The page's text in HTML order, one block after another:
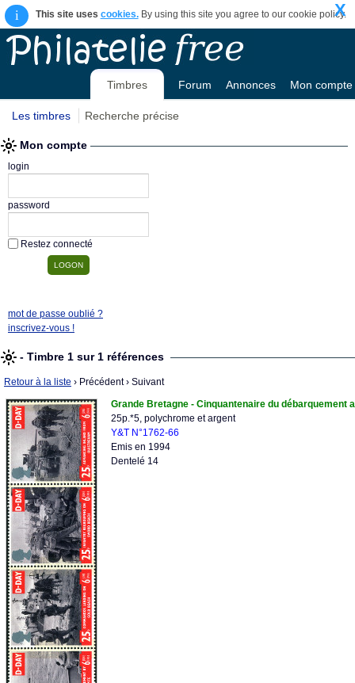
i This site uses cookies.By using this site you agree to our cookie policy.
X
Timbres Forum Annonces Mon compte
Les timbres Recherche précise
Mon compte
login
password
Restez connecté
mot de passe oublié ?
inscrivez-vous !
- Timbre 1 sur 1 références
Retour à la liste › Précédent› Suivant
Grande Bretagne - Cinquantenaire du débarquement
25p.*5, polychrome et argent
Y&T N°1762-66
Emis en 1994
Dentelé 14